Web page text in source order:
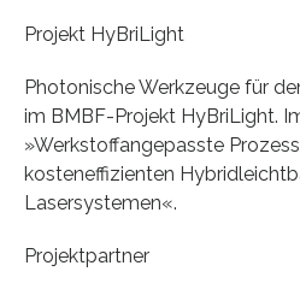
Projekt HyBriLight
Photonische Werkzeuge für
im BMBF-Projekt HyBriLight.
»Werkstoffangepasste
kosteneffizienten
Lasersystemen«.
Projektpartner